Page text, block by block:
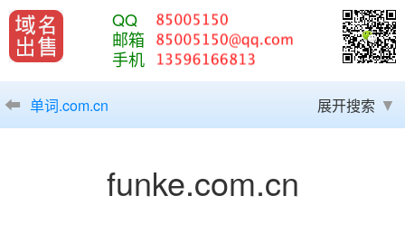
QQ
邮箱
手机
单词.com.cn 展开搜索
funke.com.cn